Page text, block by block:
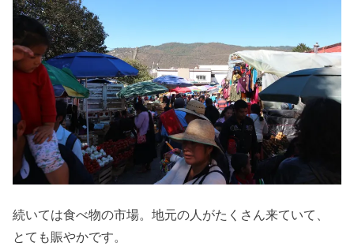
続いては食べ物の市場。地元の人がたくさん来ていて、
とても賑やかです。